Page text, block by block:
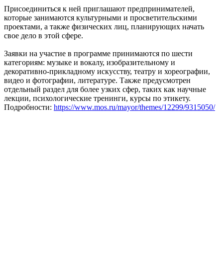
Присоединиться к ней приглашают предпринимателей,
которые занимаются культурными и просветительскими
проектами, а также физических лиц, планирующих начать
свое дело в этой сфере.
Заявки на участие в программе принимаются по шести
категориям: музыке и вокалу, изобразительному и
декоративно-прикладному искусству, театру и хореографии,
видео и фотографии, литературе. Также предусмотрен
отдельный раздел для более узких сфер, таких как научные
лекции, психологические тренинги, курсы по этикету.
Подробности: https://www.mos.ru/mayor/themes/12299/9315050/